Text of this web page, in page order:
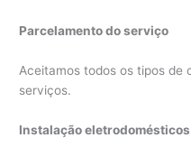
Parcelamento do serviço
Aceitamos todos os tipos de
serviços.
Instalação